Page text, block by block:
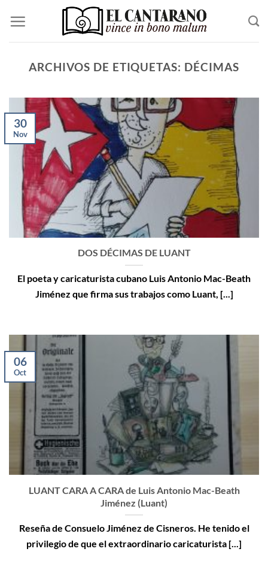
contenido
ARCHIVOS DE ETIQUETAS: DÉCIMAS
DOS DÉCIMAS DE LUANT
El poeta y caricaturista cubano Luis Antonio Mac-Beath
Jiménez que firma sus trabajos como Luant, [...]
30
Nov
LUANT CARA A CARA de Luis Antonio Mac-Beath
Jiménez (Luant)
Reseña de Consuelo Jiménez de Cisneros. He tenido el
privilegio de que el extraordinario caricaturista [...]
06
Oct